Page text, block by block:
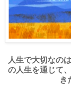
人生で大切なの
の人生を通じて
き